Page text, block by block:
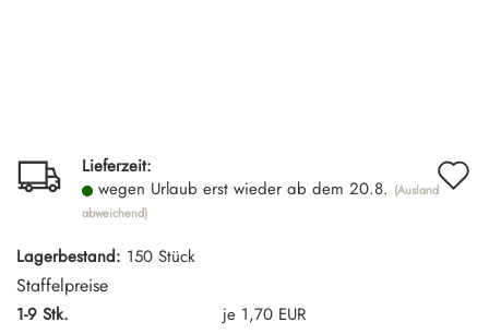
Lieferzeit:
wegen Urlaub erst wieder ab dem 20.8. (Ausland
abweichend)
Lagerbestand: 150 Stück
Staffelpreise
1-9 Stk.
je 1,70 EUR